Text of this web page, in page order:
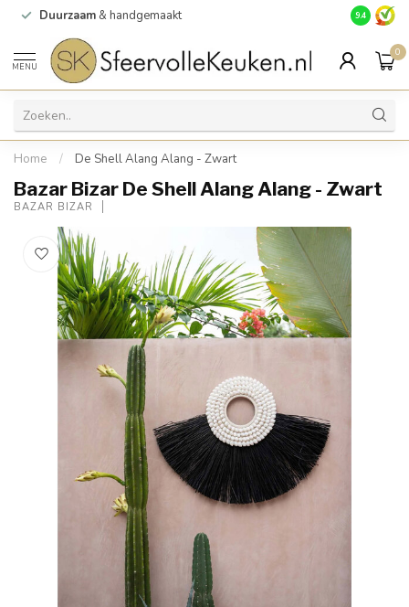
Duurzaam & handgemaakt Gratis
9.4
MENU
0
Home / De Shell Alang Alang - Zwart
Bazar Bizar De Shell Alang Alang - Zwart
BAZAR BIZAR